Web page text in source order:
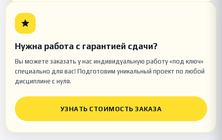
Нужна работа с гарантией сдачи?
Вы можете заказать у нас индивидуальную работу «под ключ»
специально для вас! Подготовим уникальный проект по любой
дисциплине с нуля.
УЗНАТЬ СТОИМОСТЬ ЗАКАЗА